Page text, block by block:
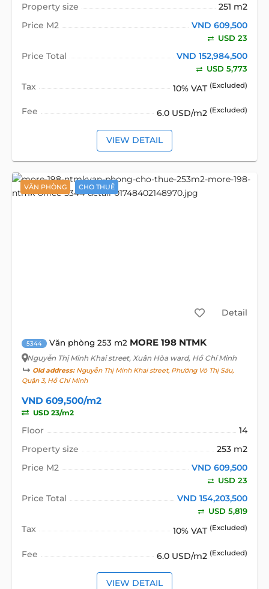
Property size
251 m2
Price M2
VND 609,500
USD 23
Price Total VND 152,984,500
USD 5,773
Tax 10% VAT (Excluded)
Fee 6.0 USD/m2 (Excluded)
VIEW DETAIL
VĂN PHÒNG CHO THUÊ
Detail
5344 Văn phòng 253 m2 MORE 198 NTMK
Nguyễn Thị Minh Khai street, Xuân Hòa ward, Hồ Chí Minh
Old address:Nguyễn Thị Minh Khai street, Phường Võ Thị Sáu,
Quận 3, Hồ Chí Minh
VND 609,500/m2
USD 23/m2
Floor
14
Property size
253 m2
Price M2
VND 609,500
USD 23
Price Total VND 154,203,500
USD 5,819
Tax 10% VAT (Excluded)
Fee 6.0 USD/m2 (Excluded)
VIEW DETAIL